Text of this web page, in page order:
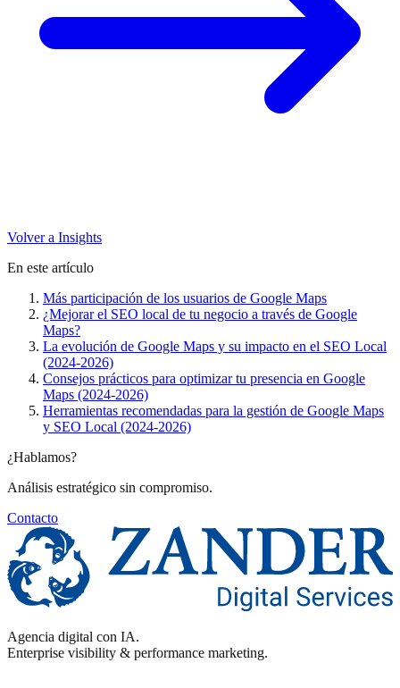
Volver a Insights
En este artículo
Más participación de los usuarios de Google Maps
¿Mejorar el SEO local de tu negocio a través de Google
Maps?
La evolución de Google Maps y su impacto en el SEO Local
(2024-2026)
Consejos prácticos para optimizar tu presencia en Google
Maps (2024-2026)
Herramientas recomendadas para la gestión de Google Maps
y SEO Local (2024-2026)
¿Hablamos?
Análisis estratégico sin compromiso.
Contacto
Agencia digital con IA.
Enterprise visibility & performance marketing.